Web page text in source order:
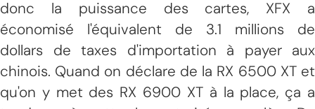
donc la puissance des cartes, XFX a
économisé l'équivalent de 3.1 millions de
dollars de taxes d'importation à payer aux
chinois. Quand on déclare de la RX 6500 XT et
qu'on y met des RX 6900 XT à la place, ça a